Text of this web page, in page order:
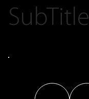
SubTitle